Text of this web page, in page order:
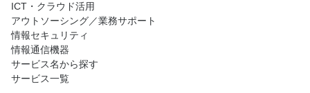
ICT・クラウド活用
アウトソーシング／業務サポート
情報セキュリティ
情報通信機器
サービス名から探す
サービス一覧